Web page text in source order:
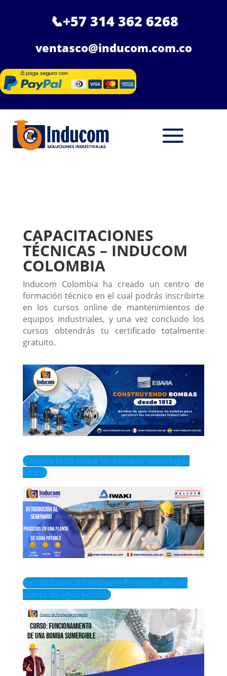
📞+57 314 362 6268
ventasco@inducom.com.co
CAPACITACIONES
TÉCNICAS – INDUCOM
COLOMBIA
Inducom Colombia ha creado un centro de
formación técnico en el cual podrás inscribirte
en los cursos online de mantenimientos de
equipos industriales, y una vez concluido los
cursos obtendrás tu certificado totalmente
gratuito.
¡Conoce todo sobre las bombas centrifugas
Ebara!
Introducción al Seminario Procesos de una
planta de agua potable